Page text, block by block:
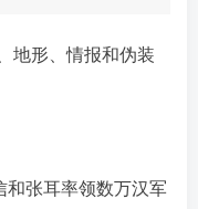
地形、情报和伪装
张耳率领数万汉军